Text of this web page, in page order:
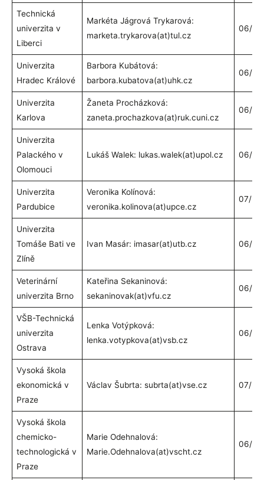
Technická
univerzita v
Liberci
Markéta Jágrová Trykarová:
marketa.trykarova(at)tul.cz
06/
Univerzita
Hradec Králové
Barbora Kubátová:
barbora.kubatova(at)uhk.cz
06/
Univerzita
Karlova
Žaneta Procházková:
zaneta.prochazkova(at)ruk.cuni.cz
06/
Univerzita
Palackého v
Olomouci
Lukáš Walek: lukas.walek(at)upol.cz 06/
Univerzita
Pardubice
Veronika Kolínová:
veronika.kolinova(at)upce.cz
07/
Univerzita
Tomáše Bati ve
Zlíně
Ivan Masár: imasar(at)utb.cz 06/
Veterinární
univerzita Brno
Kateřina Sekaninová:
sekaninovak(at)vfu.cz
06/
VŠB-Technická
univerzita
Ostrava
Lenka Votýpková:
lenka.votypkova(at)vsb.cz
06/
Vysoká škola
ekonomická v
Praze
Václav Šubrta: subrta(at)vse.cz 07/
Vysoká škola
chemicko-
technologická v
Praze
Marie Odehnalová:
Marie.Odehnalova(at)vscht.cz
06/